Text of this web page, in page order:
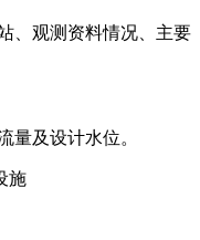
、观测资料情况、主要
量及设计水位。
施